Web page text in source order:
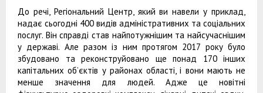
До речі, Регіональний Центр, який ви навели у приклад,
надає сьогодні 400 видів адміністративних та соціальних
послуг. Він справді став найпотужнішим та найсучаснішим
у державі. Але разом із ним протягом 2017 року було
збудовано та реконструйовано ще понад 170 інших
капітальних об’єктів у районах області, і вони мають не
менше значення для людей. Адже це новітні